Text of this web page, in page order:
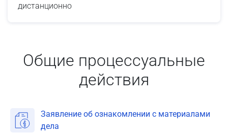
дистанционно
Общие процессуальные
действия
Заявление об ознакомлении с материалами
дела